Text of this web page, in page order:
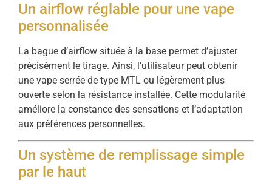
Un airflow réglable pour une vape
personnalisée
La bague d’airflow située à la base permet d’ajuster
précisément le tirage. Ainsi, l’utilisateur peut obtenir
une vape serrée de type MTL ou légèrement plus
ouverte selon la résistance installée. Cette modularité
améliore la constance des sensations et l’adaptation
aux préférences personnelles.
Un système de remplissage simple
par le haut